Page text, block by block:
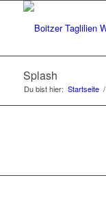
Splash
Du bist hier: Startseite /